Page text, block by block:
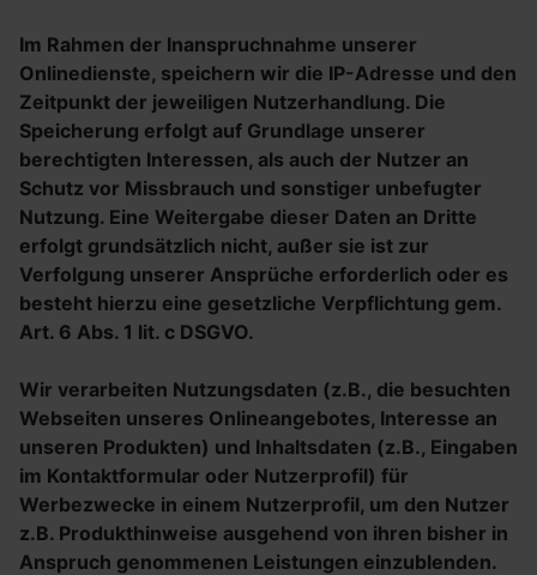
Im Rahmen der Inanspruchnahme unserer
Onlinedienste, speichern wir die IP-Adresse und den
Zeitpunkt der jeweiligen Nutzerhandlung. Die
Speicherung erfolgt auf Grundlage unserer
berechtigten Interessen, als auch der Nutzer an
Schutz vor Missbrauch und sonstiger unbefugter
Nutzung. Eine Weitergabe dieser Daten an Dritte
erfolgt grundsätzlich nicht, außer sie ist zur
Verfolgung unserer Ansprüche erforderlich oder es
besteht hierzu eine gesetzliche Verpflichtung gem.
Art. 6 Abs. 1 lit. c DSGVO.
Wir verarbeiten Nutzungsdaten (z.B., die besuchten
Webseiten unseres Onlineangebotes, Interesse an
unseren Produkten) und Inhaltsdaten (z.B., Eingaben
im Kontaktformular oder Nutzerprofil) für
Werbezwecke in einem Nutzerprofil, um den Nutzer
z.B. Produkthinweise ausgehend von ihren bisher in
Anspruch genommenen Leistungen einzublenden.